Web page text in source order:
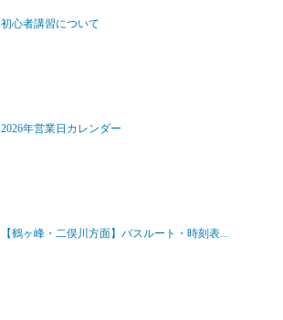
初心者講習について
2026年営業日カレンダー
【鶴ヶ峰・二俣川方面】バスルート・時刻表...